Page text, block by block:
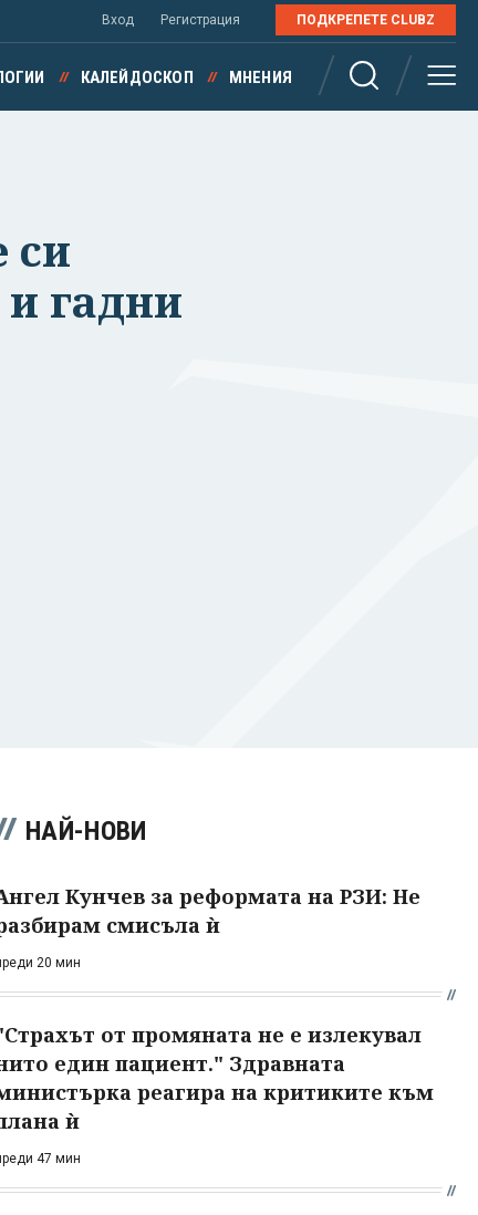
Вход Регистрация ПОДКРЕПЕТЕ CLUBZ
КАЛЕЙДОСКОП МНЕНИЯ
си
гадни
НАЙ-НОВИ
Кунчев за реформата на РЗИ: Не
смисъла ѝ
20 мин
от промяната не е излекувал
един пациент." Здравната
реагира на критиките към
ѝ
47 мин